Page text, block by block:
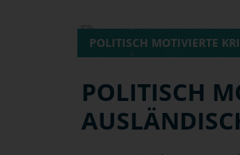
POLITISCH MOTIVIERTE
POLITISCH